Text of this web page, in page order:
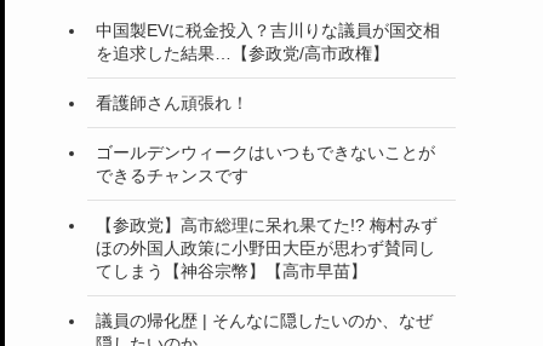
中国製EVに税金投入？吉川りな議員が国交相
を追求した結果…【参政党/高市政権】
看護師さん頑張れ！
ゴールデンウィークはいつもできないことが
できるチャンスです
【参政党】高市総理に呆れ果てた!? 梅村みず
ほの外国人政策に小野田大臣が思わず賛同し
てしまう【神谷宗幣】【高市早苗】
議員の帰化歴 | そんなに隠したいのか、なぜ